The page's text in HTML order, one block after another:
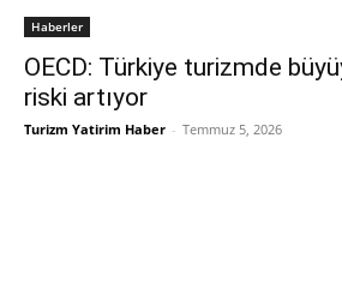
Haberler
OECD: Türkiye turizmde
riski artıyor
Turizm Yatirim Haber - Temmuz 5, 2026